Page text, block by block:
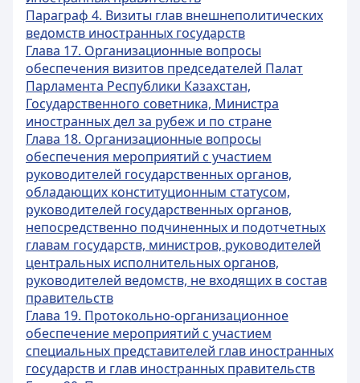
Параграф 4. Визиты глав внешнеполитических
ведомств иностранных государств
Глава 17. Организационные вопросы
обеспечения визитов председателей Палат
Парламента Республики Казахстан,
Государственного советника, Министра
иностранных дел за рубеж и по стране
Глава 18. Организационные вопросы
обеспечения мероприятий с участием
руководителей государственных органов,
обладающих конституционным статусом,
руководителей государственных органов,
непосредственно подчиненных и подотчетных
главам государств, министров, руководителей
центральных исполнительных органов,
руководителей ведомств, не входящих в состав
правительств
Глава 19. Протокольно-организационное
обеспечение мероприятий с участием
специальных представителей глав иностранных
государств и глав иностранных правительств